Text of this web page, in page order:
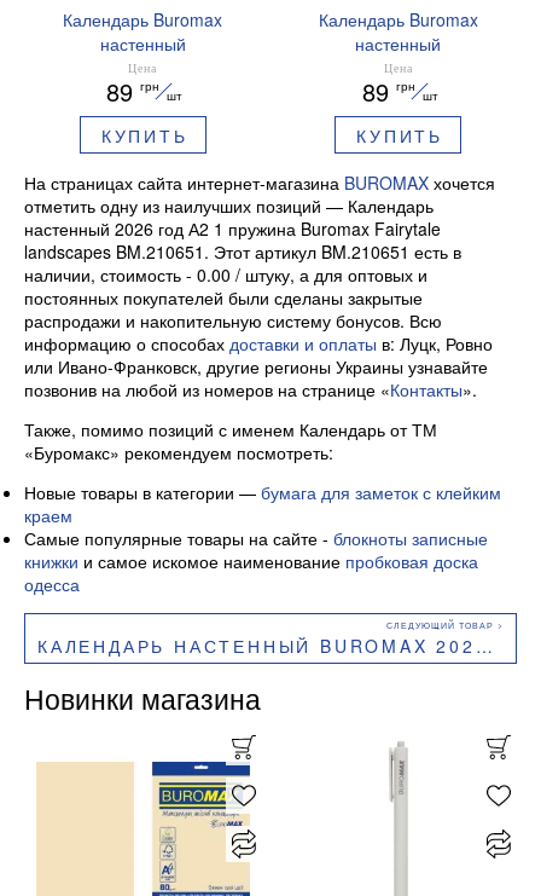
Календарь Buromax
настенный
опрокидывающийся на
2027 г Кошки 33х48 см
BM.210301
Цена
89 грн
шт
КУПИТЬ
Календарь Buromax
настенный
опрокидывающийся на
2027 г Сказочные пейзажи
33х48 см BM.210304
Цена
89 грн
шт
КУПИТЬ
На страницах сайта интернет-магазина BUROMAX хочется
отметить одну из наилучших позиций — Календарь
настенный 2026 год А2 1 пружина Buromax Fairytale
landscapes BM.210651. Этот артикул BM.210651 есть в
наличии, стоимость - 0.00 / штуку, а для оптовых и
постоянных покупателей были сделаны закрытые
распродажи и накопительную систему бонусов. Всю
информацию о способах доставки и оплаты в: Луцк, Ровно
или Ивано-Франковск, другие регионы Украины узнавайте
позвонив на любой из номеров на странице «Контакты».
Также, помимо позиций с именем Календарь от ТМ
«Буромакс» рекомендуем посмотреть:
Новые товары в категории — бумага для заметок с клейким
краем
Самые популярные товары на сайте - блокноты записные
книжки и самое искомое наименование пробковая доска
одесса
КАЛЕНДАРЬ НАСТЕННЫЙ BUROMAX 2027Г А2 1 ПРУЖИНА TROPIC BM.210655
Новинки магазина